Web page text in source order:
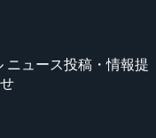
ニュース投稿・情報提